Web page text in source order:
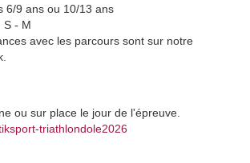
6/9 ans ou 10/13 ans
S - M
avec les parcours sont sur notre
ou sur place le jour de l'épreuve.
triathlondole2026